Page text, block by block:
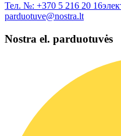
Тел. №: +370 5 216 20 16
parduotuve@nostra.lt
Nostra el. parduotuvės